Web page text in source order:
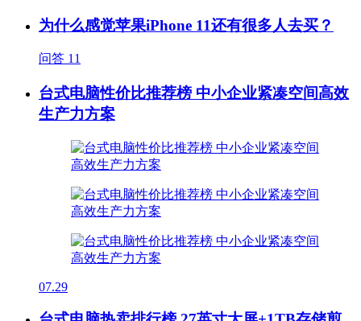
为什么感觉苹果iPhone 11还有很多人去买？
问答 11
台式电脑性价比推荐榜 中小企业紧凑空间高效
生产力方案
07.29